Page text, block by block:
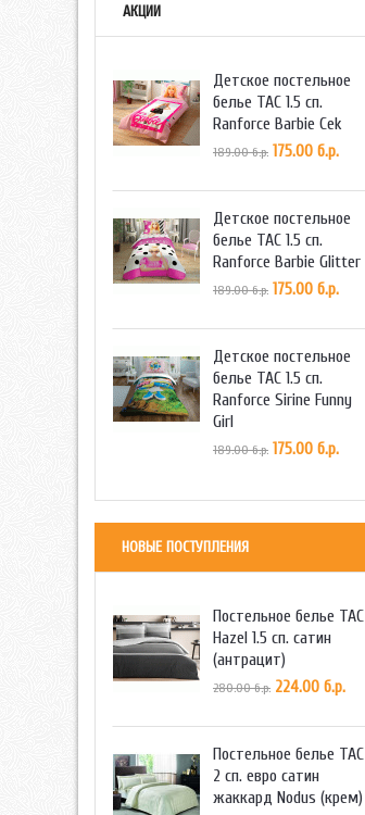
АКЦИИ
Детское постельное
белье TAC 1.5 сп.
Ranforce Barbie Cek
189.00 б.р. 175.00 б.р.
Детское постельное
белье TAC 1.5 сп.
Ranforce Barbie Glitter
189.00 б.р. 175.00 б.р.
Детское постельное
белье TAC 1.5 сп.
Ranforce Sirine Funny
Girl
189.00 б.р. 175.00 б.р.
НОВЫЕ ПОСТУПЛЕНИЯ
Постельное белье TAC
Hazel 1.5 сп. сатин
(антрацит)
280.00 б.р. 224.00 б.р.
Постельное белье TAC
2 сп. евро сатин
жаккард Nodus (крем)